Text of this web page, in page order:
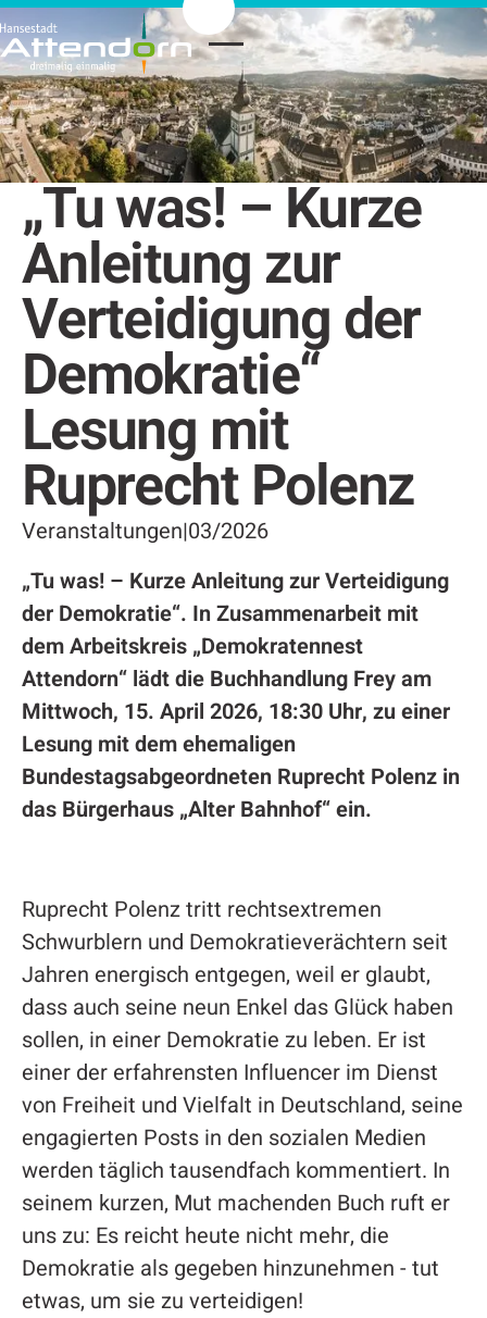
„Tu was! – Kurze
Anleitung zur
Verteidigung der
Demokratie“
Lesung mit
Ruprecht Polenz
Veranstaltungen|03/2026
„Tu was! – Kurze Anleitung zur Verteidigung
der Demokratie“. In Zusammenarbeit mit
dem Arbeitskreis „Demokratennest
Attendorn“ lädt die Buchhandlung Frey am
Mittwoch, 15. April 2026, 18:30 Uhr, zu einer
Lesung mit dem ehemaligen
Bundestagsabgeordneten Ruprecht Polenz in
das Bürgerhaus „Alter Bahnhof“ ein.
Ruprecht Polenz tritt rechtsextremen
Schwurblern und Demokratieverächtern seit
Jahren energisch entgegen, weil er glaubt,
dass auch seine neun Enkel das Glück haben
sollen, in einer Demokratie zu leben. Er ist
einer der erfahrensten Influencer im Dienst
von Freiheit und Vielfalt in Deutschland, seine
engagierten Posts in den sozialen Medien
werden täglich tausendfach kommentiert. In
seinem kurzen, Mut machenden Buch ruft er
uns zu: Es reicht heute nicht mehr, die
Demokratie als gegeben hinzunehmen - tut
etwas, um sie zu verteidigen!